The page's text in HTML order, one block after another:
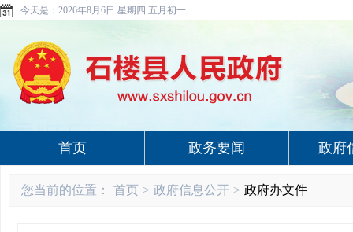
今天是： 2026年8月6日 星期四 五月初一
首页 政务要闻 政府
您当前的位置： 首页 > 政府信息公开 > 政府办文件